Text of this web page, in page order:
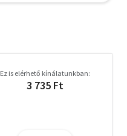
Ez is elérhető kínálatunkban:
3 735 Ft